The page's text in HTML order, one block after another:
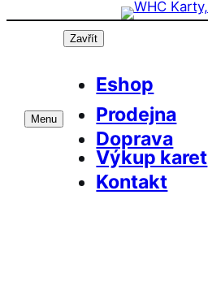
Přeskočit
Menu
Zavřít
Eshop
Prodejna
Doprava
Výkup karet
Kontakt